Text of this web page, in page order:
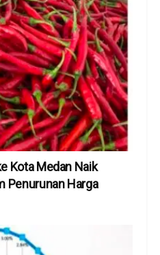
Kota Medan Naik
Penurunan Harga